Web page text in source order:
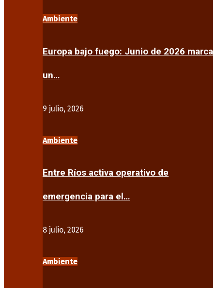
Ambiente
Europa bajo fuego: Junio de 2026 marca
un…
9 julio, 2026
Ambiente
Entre Ríos activa operativo de
emergencia para el…
8 julio, 2026
Ambiente